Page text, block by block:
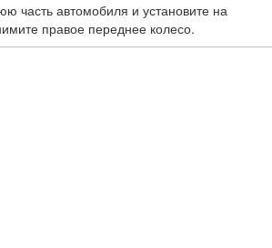
часть автомобиля и установите на
правое переднее колесо.